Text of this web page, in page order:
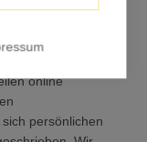
online ein. Auch
online
persönlichen